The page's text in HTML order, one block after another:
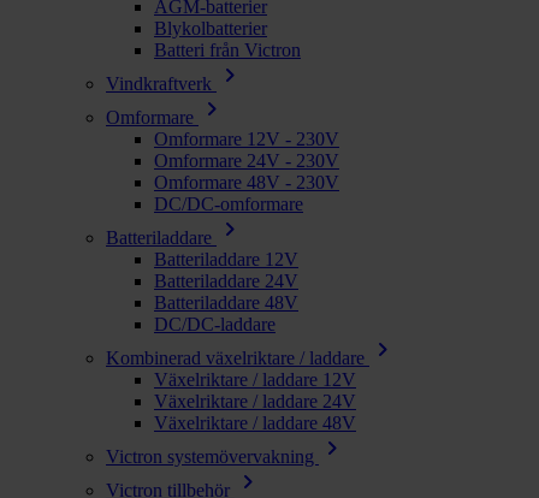
AGM-batterier
Blykolbatterier
Batteri från Victron
Vindkraftverk
chevron_right
Omformare chevron_right
Omformare 12V - 230V
Omformare 24V - 230V
Omformare 48V - 230V
DC/DC-omformare
Batteriladdare
chevron_right
Batteriladdare 12V
Batteriladdare 24V
Batteriladdare 48V
DC/DC-laddare
Kombinerad växelriktare / laddare
chevron_right
Växelriktare / laddare 12V
Växelriktare / laddare 24V
Växelriktare / laddare 48V
Victron systemövervakning
chevron_right
Victron tillbehör chevron_right